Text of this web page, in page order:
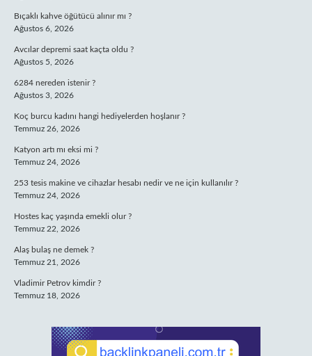
Bıçaklı kahve öğütücü alınır mı ?
Ağustos 6, 2026
Avcılar depremi saat kaçta oldu ?
Ağustos 5, 2026
6284 nereden istenir ?
Ağustos 3, 2026
Koç burcu kadını hangi hediyelerden hoşlanır ?
Temmuz 26, 2026
Katyon artı mı eksi mi ?
Temmuz 24, 2026
253 tesis makine ve cihazlar hesabı nedir ve ne için kullanılır ?
Temmuz 24, 2026
Hostes kaç yaşında emekli olur ?
Temmuz 22, 2026
Alaş bulaş ne demek ?
Temmuz 21, 2026
Vladimir Petrov kimdir ?
Temmuz 18, 2026